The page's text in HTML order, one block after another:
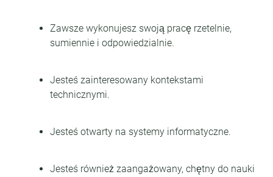
Zawsze wykonujesz swoją pracę rzetelnie,
sumiennie i odpowiedzialnie.
Jesteś zainteresowany kontekstami
technicznymi.
Jesteś otwarty na systemy informatyczne.
Jesteś również zaangażowany, chętny do nauki